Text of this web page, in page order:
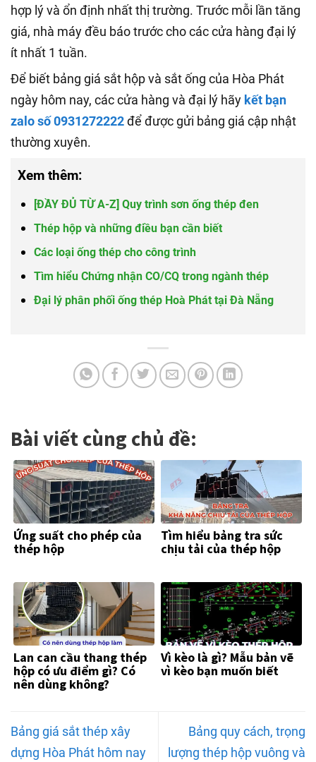
hợp lý và ổn định nhất thị trường. Trước mỗi lần tăng
giá, nhà máy đều báo trước cho các cửa hàng đại lý
ít nhất 1 tuần.
Để biết bảng giá sắt hộp và sắt ống của Hòa Phát
ngày hôm nay, các cửa hàng và đại lý hãy kết bạn
zalo số 0931272222để được gửi bảng giá cập nhật
thường xuyên.
Xem thêm:
[ĐẦY ĐỦ TỪ A-Z] Quy trình sơn ống thép đen
Thép hộp và những điều bạn cần biết
Các loại ống thép cho công trình
Tìm hiểu Chứng nhận CO/CQ trong ngành thép
Đại lý phân phối ống thép Hoà Phát tại Đà Nẵng
Bài viết cùng chủ đề:
Ứng suất cho phép của
thép hộp
Tìm hiểu bảng tra sức
chịu tải của thép hộp
Lan can cầu thang thép
hộp có ưu điểm gì? Có
nên dùng không?
Vì kèo là gì? Mẫu bản vẽ
vì kèo bạn muốn biết
Bảng giá sắt thép xây
dựng Hòa Phát hôm nay
Bảng quy cách, trọng
lượng thép hộp vuông và